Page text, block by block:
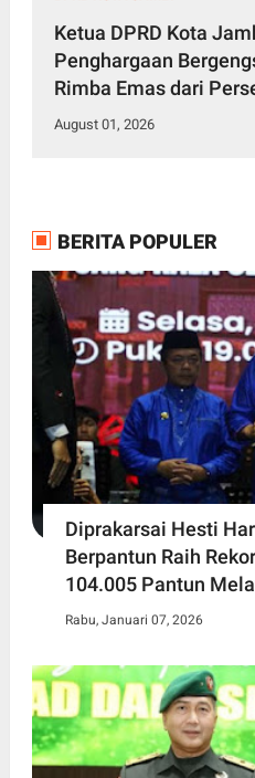
Ketua DPRD Kota
Penghargaan
Rimba Emas dari
Malaysia
August 01, 2026
BERITA POPULER
Diprakarsai Hesti
Berpantun Raih
104.005 Pantun
Rabu, Januari 07, 2026